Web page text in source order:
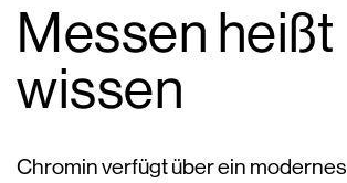
Messen heißt
wissen
Chromin verfügt über ein modernes